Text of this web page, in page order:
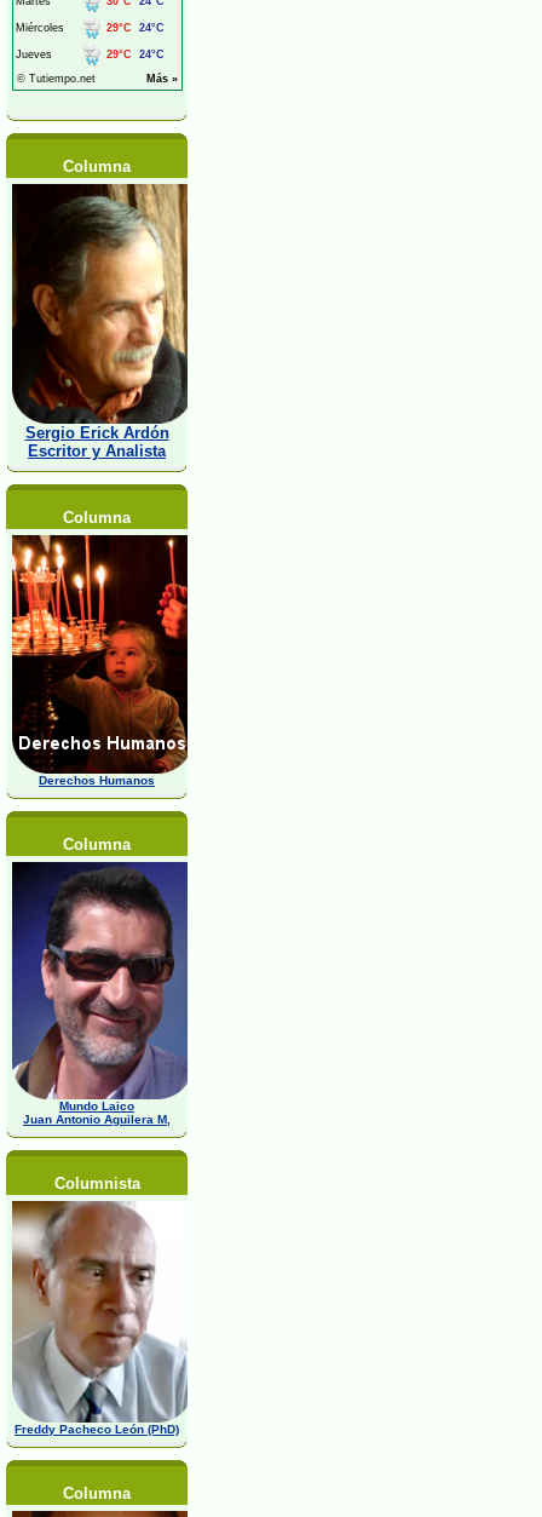
Columna
Sergio Erick Ardón
Escritor y Analista
Columna
Derechos Humanos
Columna
Mundo Laico
Juan Antonio Aguilera M,
Columnista
Freddy Pacheco León (PhD)
Columna